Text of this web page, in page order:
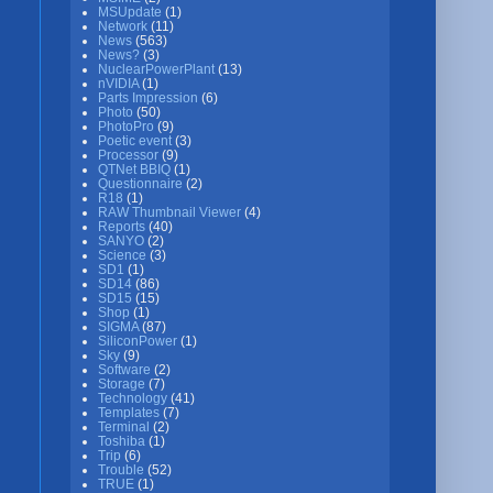
MSUpdate (1)
Network (11)
News (563)
News? (3)
NuclearPowerPlant (13)
nVIDIA(1)
Parts Impression (6)
Photo (50)
PhotoPro (9)
Poetic event (3)
Processor (9)
QTNet BBIQ (1)
Questionnaire (2)
R18 (1)
RAW Thumbnail Viewer (4)
Reports (40)
SANYO (2)
Science (3)
SD1 (1)
SD14 (86)
SD15 (15)
Shop (1)
SIGMA(87)
SiliconPower (1)
Sky (9)
Software (2)
Storage (7)
Technology (41)
Templates (7)
Terminal (2)
Toshiba (1)
Trip (6)
Trouble (52)
TRUE (1)